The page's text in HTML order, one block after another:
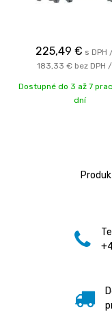
225,49 € s DPH
183,33 € bez DPH
Dostupné do 3 až 7
dní